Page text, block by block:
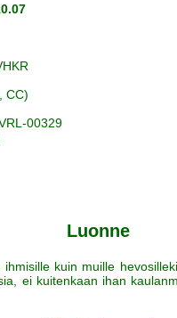
CC)
00329
Luonne
kuin muille
ei kuitenkaan ihan